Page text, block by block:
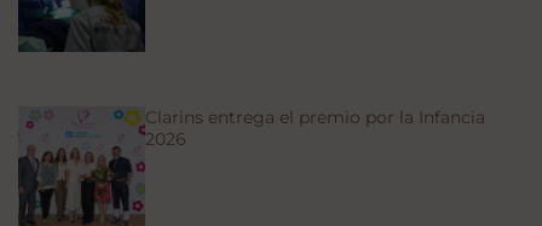
Clarins entrega el premio por la Infancia
2026